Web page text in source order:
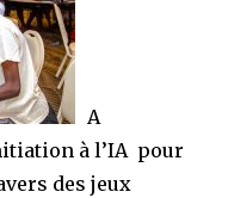
A
à l’IA pour
des jeux